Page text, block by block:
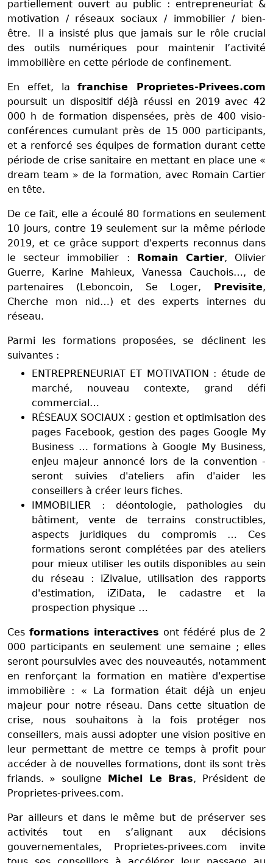
partiellement ouvert au public : entrepreneuriat &
motivation / réseaux sociaux / immobilier / bien-
être. Il a insisté plus que jamais sur le rôle crucial
des outils numériques pour maintenir l’activité
immobilière en cette période de confinement.
En effet, lafranchise Proprietes-Privees.com
poursuit un dispositif déjà réussi en 2019 avec 42
000 h de formation dispensées, près de 400 visio-
conférences cumulant près de 15 000 participants,
et a renforcé ses équipes de formation durant cette
période de crise sanitaire en mettant en place une «
dream team » de la formation, avec Romain Cartier
en tête.
De ce fait, elle a écoulé 80 formations en seulement
10 jours, contre 19 seulement sur la même période
2019, et ce grâce support d'experts reconnus dans
le secteur immobilier :
Romain Cartier, Olivier
Guerre, Karine Mahieux, Vanessa Cauchois…, de
partenaires (Leboncoin, Se Loger,
Previsite,
Cherche mon nid…) et des experts internes du
réseau.
Parmi les formations proposées, se déclinent les
suivantes :
ENTREPRENEURIAT ET MOTIVATION : étude de
marché, nouveau contexte, grand défi
commercial…
RÉSEAUX SOCIAUX : gestion et optimisation des
pages Facebook, gestion des pages Google My
Business … formations à Google My Business,
enjeu majeur annoncé lors de la convention -
seront suivies d'ateliers afin d'aider les
conseillers à créer leurs fiches.
IMMOBILIER : déontologie, pathologies du
bâtiment, vente de terrains constructibles,
aspects juridiques du compromis … Ces
formations seront complétées par des ateliers
pour mieux utiliser les outils disponibles au sein
du réseau : iZivalue, utilisation des rapports
d'estimation, iZiData, le cadastre et la
prospection physique …
Ces formations interactives ont fédéré plus de 2
000 participants en seulement une semaine ; elles
seront poursuivies avec des nouveautés, notamment
en renforçant la formation en matière d'expertise
immobilière : « La formation était déjà un enjeu
majeur pour notre réseau. Dans cette situation de
crise, nous souhaitons à la fois protéger nos
conseillers, mais aussi adopter une vision positive en
leur permettant de mettre ce temps à profit pour
accéder à de nouvelles formations, dont ils sont très
friands. » souligne Michel Le Bras, Président de
Proprietes-privees.com.
Par ailleurs et dans le même but de préserver ses
activités tout en s’alignant aux décisions
gouvernementales, Proprietes-privees.com invite